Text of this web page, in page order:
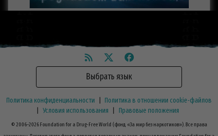
Выбрать язык
Политика конфиденциальности
Политика в отношении cookie-файлов
Условия использования Правовые положения
© 2006–2026 Foundation for a Drug-Free World (фонд «За мир без наркотиков»). Все права